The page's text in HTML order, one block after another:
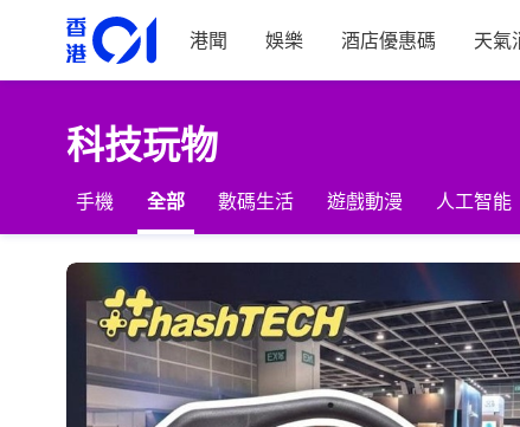
港聞 娛樂 酒店優惠碼 天氣
科技玩物
手機 全部 數碼生活 遊戲動漫 人工智能